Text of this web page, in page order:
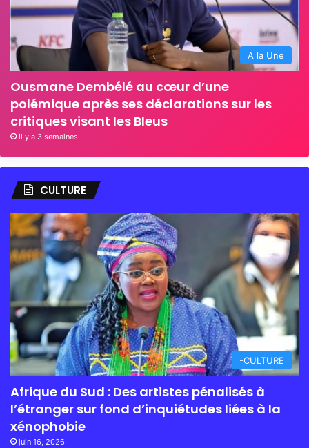
A la Une
Ousmane Dembélé au cœur d’une
polémique après ses déclarations sur les
critiques visant les Bleus
il y a 3 semaines
CULTURE
-CULTURE
Afrique du Sud : Des artistes pénalisés à
l’étranger sur fond d’inquiétudes liées à la
xénophobie
juin 16, 2026